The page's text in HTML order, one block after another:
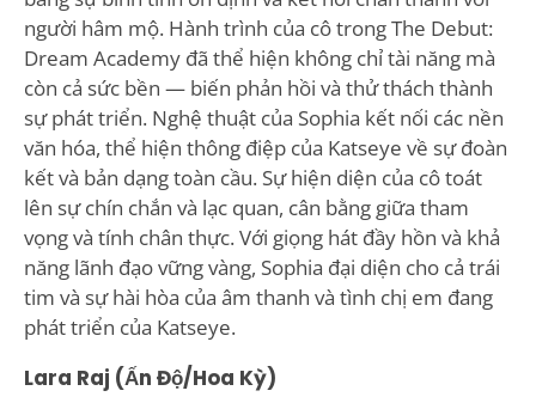
người hâm mộ. Hành trình của cô trong The Debut:
Dream Academy đã thể hiện không chỉ tài năng mà
còn cả sức bền — biến phản hồi và thử thách thành
sự phát triển. Nghệ thuật của Sophia kết nối các nền
văn hóa, thể hiện thông điệp của Katseye về sự đoàn
kết và bản dạng toàn cầu. Sự hiện diện của cô toát
lên sự chín chắn và lạc quan, cân bằng giữa tham
vọng và tính chân thực. Với giọng hát đầy hồn và khả
năng lãnh đạo vững vàng, Sophia đại diện cho cả trái
tim và sự hài hòa của âm thanh và tình chị em đang
phát triển của Katseye.
Lara Raj (Ấn Độ/Hoa Kỳ)